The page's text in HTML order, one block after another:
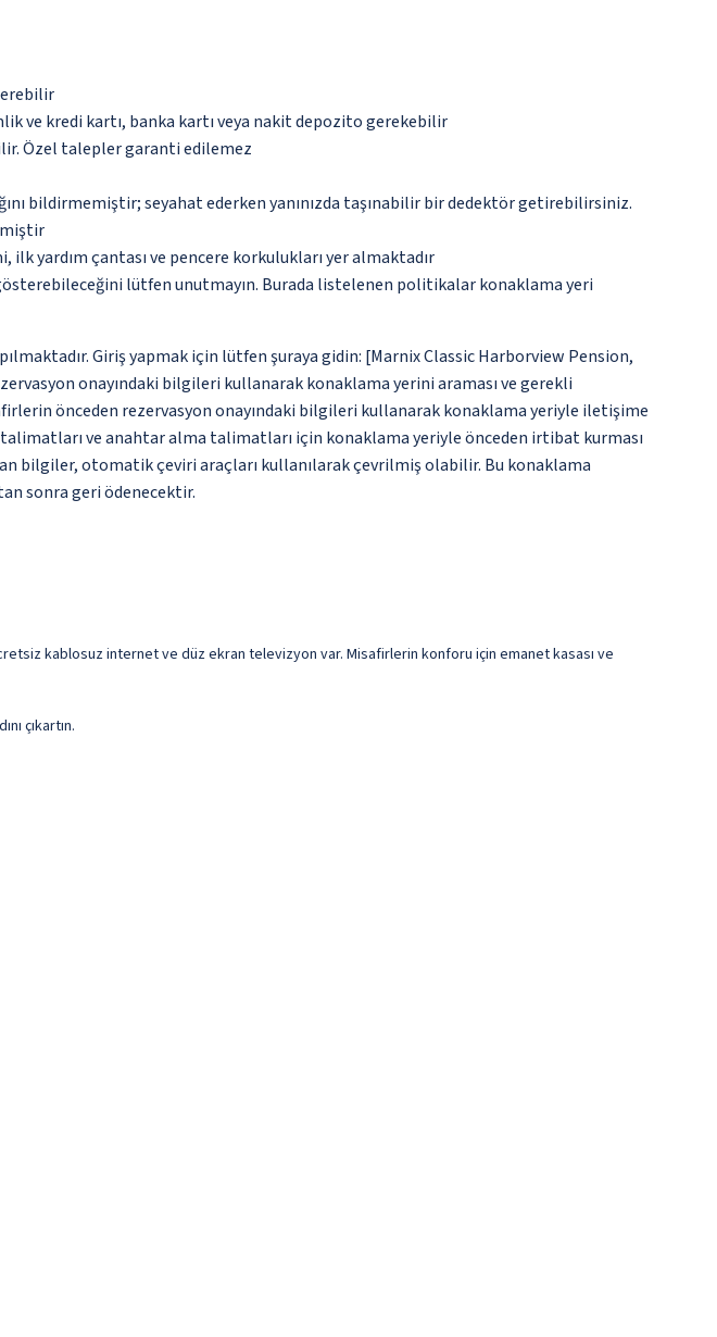
ve kredi kartı, banka kartı veya nakit depozito gerekebilir
Özel talepler garanti edilemez
bildirmemiştir; seyahat ederken yanınızda taşınabilir bir dedektör getirebilirsiniz.
yardım çantası ve pencere korkulukları yer almaktadır
lütfen unutmayın. Burada listelenen politikalar konaklama yeri
Giriş yapmak için lütfen şuraya gidin: [Marnix Classic Harborview Pension,
onayındaki bilgileri kullanarak konaklama yerini araması ve gerekli
önceden rezervasyon onayındaki bilgileri kullanarak konaklama yeriyle iletişime
ve anahtar alma talimatları için konaklama yeriyle önceden irtibat kurması
bilgiler, otomatik çeviri araçları kullanılarak çevrilmiş olabilir. Bu konaklama
sonra geri ödenecektir.
kablosuz internet ve düz ekran televizyon var. Misafirlerin konforu için emanet kasası ve
çıkartın.